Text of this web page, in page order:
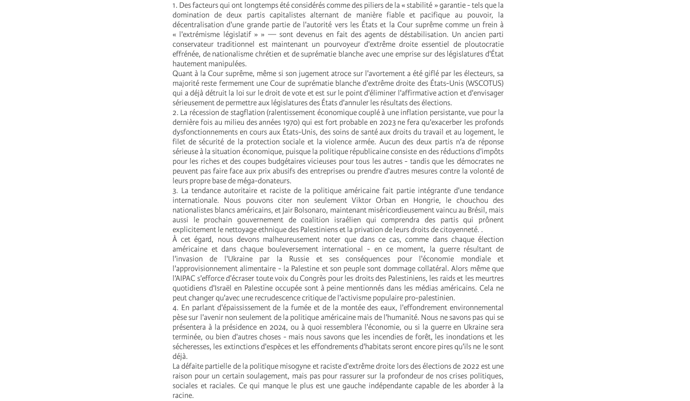
1. Des facteurs qui ont longtemps été considérés comme des piliers de la « stabilité » garantie - tels que la
domination de deux partis capitalistes alternant de manière fiable et pacifique au pouvoir, la
décentralisation d'une grande partie de l'autorité vers les États et la Cour suprême comme un frein à
« l'extrémisme législatif » » — sont devenus en fait des agents de déstabilisation. Un ancien parti
conservateur traditionnel est maintenant un pourvoyeur d'extrême droite essentiel de ploutocratie
effrénée, de nationalisme chrétien et de suprématie blanche avec une emprise sur des législatures d'État
hautement manipulées.
Quant à la Cour suprême, même si son jugement atroce sur l'avortement a été giflé par les électeurs, sa
majorité reste fermement une Cour de suprématie blanche d'extrême droite des États-Unis (WSCOTUS)
qui a déjà détruit la loi sur le droit de vote et est sur le point d'éliminer l'affirmative action et d'envisager
sérieusement de permettre aux législatures des États d'annuler les résultats des élections.
2. La récession de stagflation (ralentissement économique couplé à une inflation persistante, vue pour la
dernière fois au milieu des années 1970) qui est fort probable en 2023 ne fera qu'exacerber les profonds
dysfonctionnements en cours aux États-Unis, des soins de santé aux droits du travail et au logement, le
filet de sécurité de la protection sociale et la violence armée. Aucun des deux partis n'a de réponse
sérieuse à la situation économique, puisque la politique républicaine consiste en des réductions d'impôts
pour les riches et des coupes budgétaires vicieuses pour tous les autres - tandis que les démocrates ne
peuvent pas faire face aux prix abusifs des entreprises ou prendre d'autres mesures contre la volonté de
leurs propre base de méga-donateurs.
3. La tendance autoritaire et raciste de la politique américaine fait partie intégrante d'une tendance
internationale. Nous pouvons citer non seulement Viktor Orban en Hongrie, le chouchou des
nationalistes blancs américains, et Jair Bolsonaro, maintenant miséricordieusement vaincu au Brésil, mais
aussi le prochain gouvernement de coalition israélien qui comprendra des partis qui prônent
explicitement le nettoyage ethnique des Palestiniens et la privation de leurs droits de citoyenneté. .
À cet égard, nous devons malheureusement noter que dans ce cas, comme dans chaque élection
américaine et dans chaque bouleversement international - en ce moment, la guerre résultant de
l'invasion de l'Ukraine par la Russie et ses conséquences pour l'économie mondiale et
l'approvisionnement alimentaire - la Palestine et son peuple sont dommage collatéral. Alors même que
l'AIPAC s'efforce d'écraser toute voix du Congrès pour les droits des Palestiniens, les raids et les meurtres
quotidiens d'Israël en Palestine occupée sont à peine mentionnés dans les médias américains. Cela ne
peut changer qu'avec une recrudescence critique de l'activisme populaire pro-palestinien.
4. En parlant d'épaississement de la fumée et de la montée des eaux, l'effondrement environnemental
pèse sur l'avenir non seulement de la politique américaine mais de l'humanité. Nous ne savons pas qui se
présentera à la présidence en 2024, ou à quoi ressemblera l'économie, ou si la guerre en Ukraine sera
terminée, ou bien d'autres choses - mais nous savons que les incendies de forêt, les inondations et les
sécheresses, les extinctions d'espèces et les effondrements d'habitats seront encore pires qu'ils ne le sont
déjà.
La défaite partielle de la politique misogyne et raciste d'extrême droite lors des élections de 2022 est une
raison pour un certain soulagement, mais pas pour rassurer sur la profondeur de nos crises politiques,
sociales et raciales. Ce qui manque le plus est une gauche indépendante capable de les aborder à la
racine.